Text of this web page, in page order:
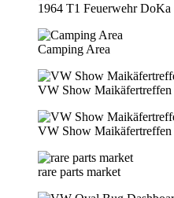
1964 T1 Feuerwehr DoKa
Camping Area
VW Show Maikäfertreffen
VW Show Maikäfertreffen
rare parts market